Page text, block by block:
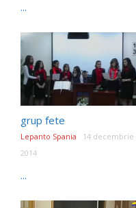
...
grup fete
Lepanto Spania
14 decembrie
2014
...